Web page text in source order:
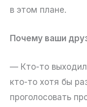
в этом плане.
Почему ваши
— Кто-то
кто-то хотя бы
проголосовать